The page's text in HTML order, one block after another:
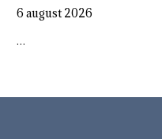
6 august 2026
…